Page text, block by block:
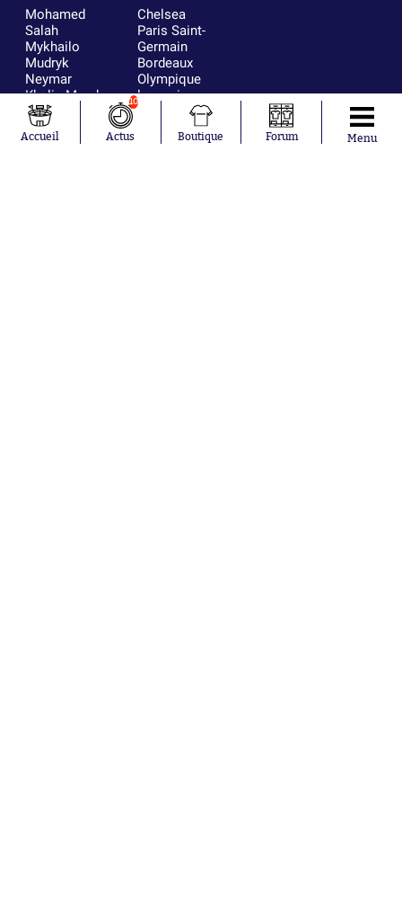
Mohamed
Salah
Mykhailo
Mudryk
Neymar
Khalis Merah
Loïs Openda
Moussa
Niakhaté
Chelsea
Paris Saint-
Germain
Bordeaux
Olympique
lyonnais
FIFA
Real Madrid
RC Strasbourg
Accueil
10
Actus Boutique Forum Menu